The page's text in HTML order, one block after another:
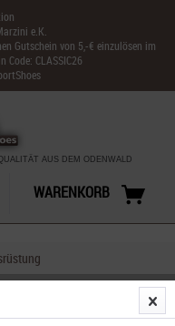
e.K.
Gutschein von 5,-€ einzulösen im
Code: CLASSIC26
AUS DEM ODENWALD
WARENKORB